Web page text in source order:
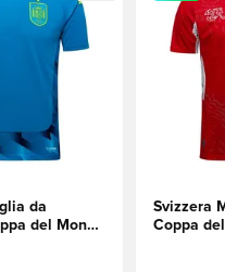
da
del Mondo
Svizzera
Coppa